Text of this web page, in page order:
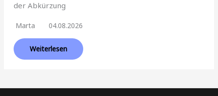
der Abkürzung
Marta 04.08.2026
Weiterlesen